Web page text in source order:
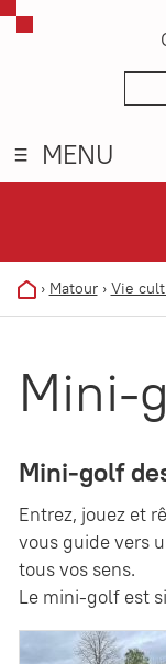
MENU
› Matour› Vie
Mini-
Mini-golf
Entrez, jouez et
vous guide vers
tous vos sens.
Le mini-golf est